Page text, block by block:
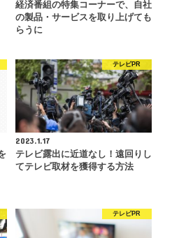
経済番組の特集コーナーで、自社
の製品・サービスを取り上げても
らうに
テレビPR
2023.1.17
テレビ露出に近道なし！遠回りし
てテレビ取材を獲得する方法
テレビPR